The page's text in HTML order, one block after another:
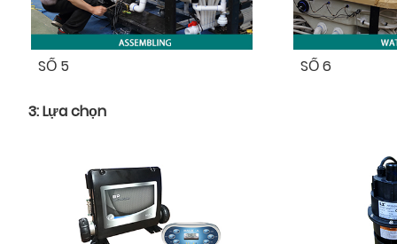
SỐ 5 SỐ 6
3: Lựa chọn